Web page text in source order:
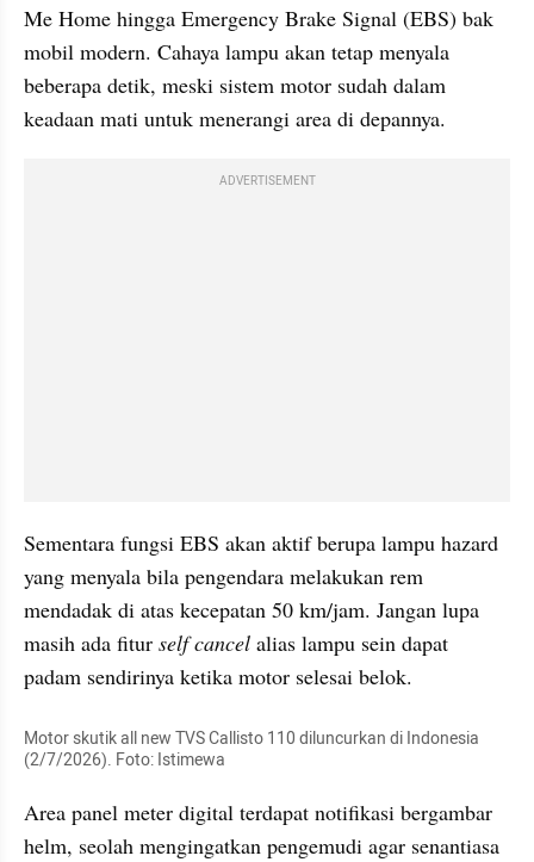
Me Home hingga Emergency Brake Signal (EBS) bak
mobil modern. Cahaya lampu akan tetap menyala
beberapa detik, meski sistem motor sudah dalam
keadaan mati untuk menerangi area di depannya.
ADVERTISEMENT
Sementara fungsi EBS akan aktif berupa lampu hazard
yang menyala bila pengendara melakukan rem
mendadak di atas kecepatan 50 km/jam. Jangan lupa
masih ada fitur self cancel alias lampu sein dapat
padam sendirinya ketika motor selesai belok.
Motor skutik all new TVS Callisto 110 diluncurkan di Indonesia
(2/7/2026). Foto: Istimewa
Area panel meter digital terdapat notifikasi bergambar
helm, seolah mengingatkan pengemudi agar senantiasa